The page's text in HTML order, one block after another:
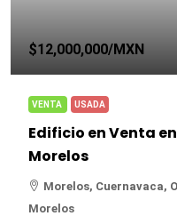
$12,000,000/MXN
VENTA USADA
Edificio en Venta
Morelos
Morelos, Cuernavaca,
Morelos